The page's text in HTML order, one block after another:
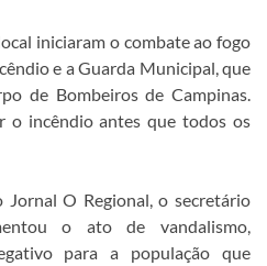
iniciaram o combate ao fogo
e a Guarda Municipal, que
de Bombeiros de Campinas.
o incêndio antes que todos os
Jornal O Regional, o secretário
o ato de vandalismo,
para a população que